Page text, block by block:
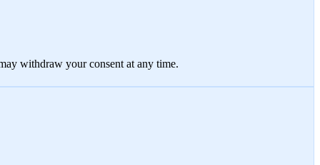
withdraw your consent at any time.